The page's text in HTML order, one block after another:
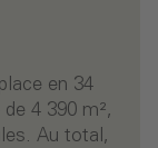
en 34
4 390 m²,
Au total,